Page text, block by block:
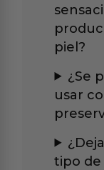
piel?
¿Se
usar
tipo de